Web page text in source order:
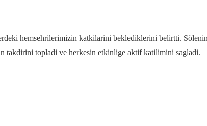
hemsehrilerimizin katkilarini beklediklerini belirtti.
takdirini topladi ve herkesin etkinlige aktif katilimini sagladi.